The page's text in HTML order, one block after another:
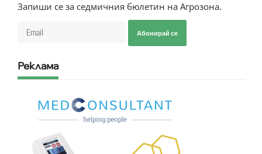
Запиши се за седмичния бюлетин на Агрозона.
Абонирай се
Реклама